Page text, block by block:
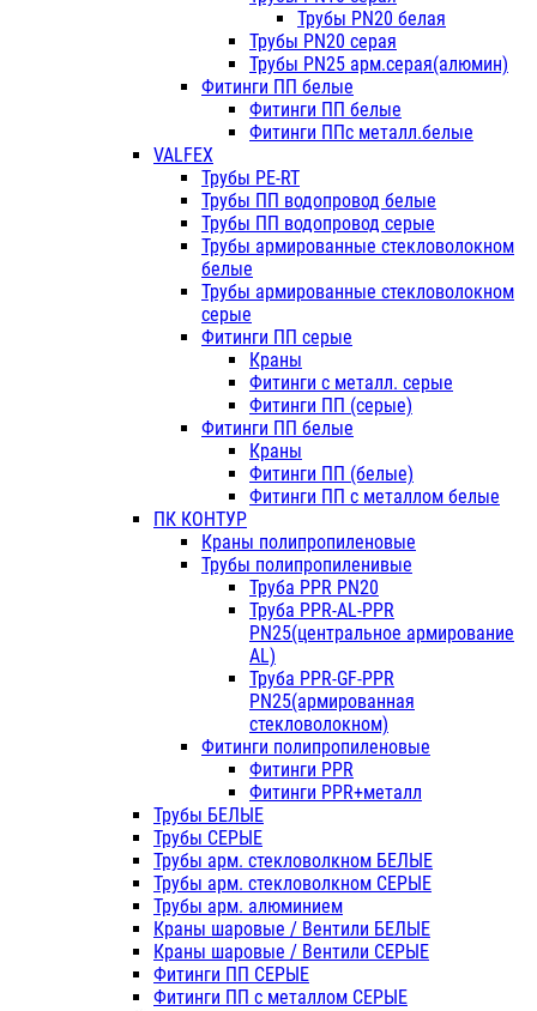
Трубы PN20 белая
Трубы PN20 серая
Трубы PN25 арм.серая(алюмин)
Фитинги ПП белые
Фитинги ПП белые
Фитинги ППс металл.белые
VALFEX
Трубы PE-RT
Трубы ПП водопровод белые
Трубы ПП водопровод серые
Трубы армированные стекловолокном
белые
Трубы армированные стекловолокном
серые
Фитинги ПП серые
Краны
Фитинги с металл. серые
Фитинги ПП (серые)
Фитинги ПП белые
Краны
Фитинги ПП (белые)
Фитинги ПП с металлом белые
ПК КОНТУР
Краны полипропиленовые
Трубы полипропиленивые
Труба PPR PN20
Труба PPR-AL-PPR
PN25(центральное армирование
AL)
Труба PPR-GF-PPR
PN25(армированная
стекловолокном)
Фитинги полипропиленовые
Фитинги PPR
Фитинги PPR+металл
Трубы БЕЛЫЕ
Трубы СЕРЫЕ
Трубы арм. стекловолкном БЕЛЫЕ
Трубы арм. стекловолкном СЕРЫЕ
Трубы арм. алюминием
Краны шаровые / Вентили БЕЛЫЕ
Краны шаровые / Вентили СЕРЫЕ
Фитинги ПП СЕРЫЕ
Фитинги ПП с металлом СЕРЫЕ